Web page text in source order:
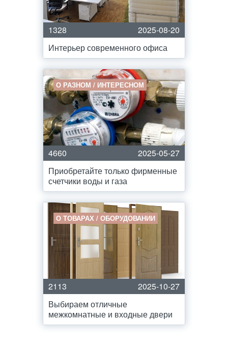
1328
2025-08-20
Интерьер современного офиса
О РАЗНОМ / ИНТЕРЕСНОМ
4660
2025-05-27
Приобретайте только фирменные
счетчики воды и газа
О ТОВАРАХ / ОБОРУДОВАНИИ
2113
2025-10-27
Выбираем отличные
межкомнатные и входные двери